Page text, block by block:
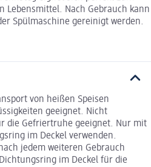
Lebensmittel. Nach Gebrauch kann
Spülmaschine gereinigt werden.
von heißen Speisen
geeignet. Nicht
die Gefriertruhe geeignet. Nur mit
im Deckel verwenden.
jedem weiteren Gebrauch
im Deckel für die